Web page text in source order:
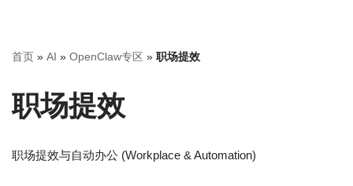
首页 » AI » OpenClaw专区 » 职场提效
职场提效
职场提效与自动办公 (Workplace & Automation)